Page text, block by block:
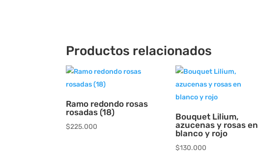
Productos relacionados
Ramo redondo rosas
rosadas (18)
$225.000
Bouquet Lilium,
azucenas y rosas en
blanco y rojo
$130.000